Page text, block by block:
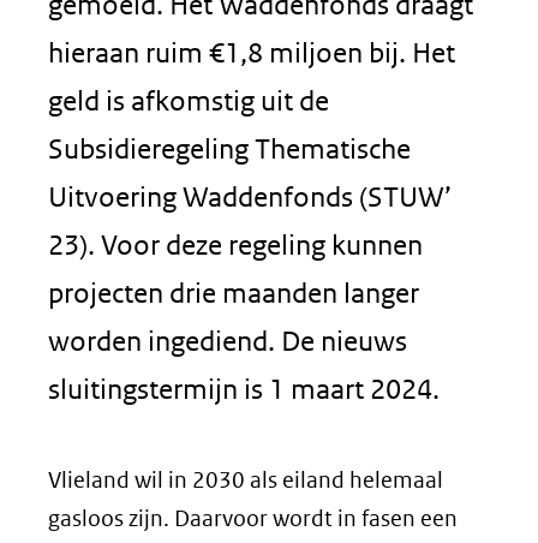
hieraan ruim €1,8 miljoen bij. Het
geld is afkomstig uit de
Subsidieregeling Thematische
Uitvoering Waddenfonds (STUW’
23). Voor deze regeling kunnen
projecten drie maanden langer
worden ingediend. De nieuws
sluitingstermijn is 1 maart 2024.
Vlieland wil in 2030 als eiland helemaal
gasloos zijn. Daarvoor wordt in fasen een